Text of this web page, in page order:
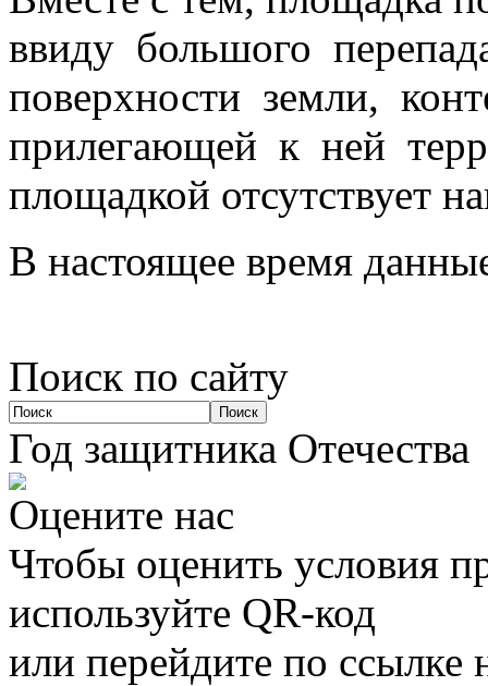
ввиду большого
поверхности земли,
прилегающей к ней
площадкой отсутствует
В настоящее время
Поиск по сайту
Год защитника Отечества
Оцените нас
Чтобы оценить условия
используйте QR-код
или перейдите по ссылке